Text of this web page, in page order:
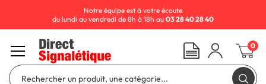
Notre équipe est à votre écoute
du lundi au vendredi de 8h à 18h au 03 28 40 28 40
0